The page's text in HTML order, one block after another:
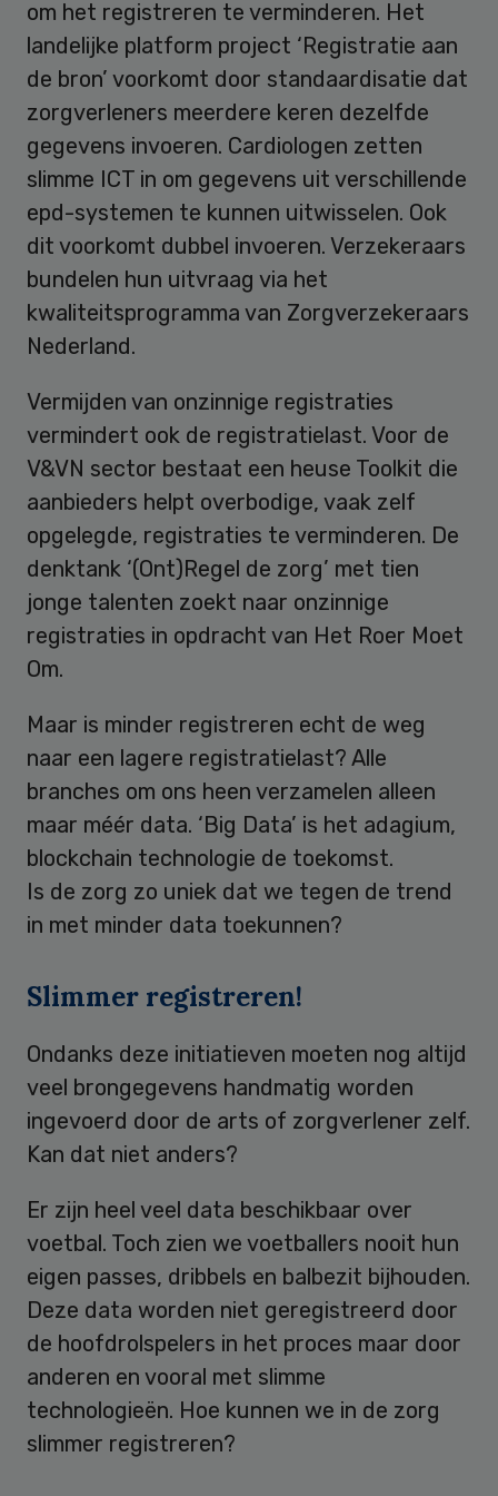
om het registreren te verminderen. Het
landelijke platform project ‘Registratie aan
de bron’ voorkomt door standaardisatie dat
zorgverleners meerdere keren dezelfde
gegevens invoeren. Cardiologen zetten
slimme ICT in om gegevens uit verschillende
epd-systemen te kunnen uitwisselen. Ook
dit voorkomt dubbel invoeren. Verzekeraars
bundelen hun uitvraag via het
kwaliteitsprogramma van Zorgverzekeraars
Nederland.
Vermijden van onzinnige registraties
vermindert ook de registratielast. Voor de
V&VN sector bestaat een heuse Toolkit die
aanbieders helpt overbodige, vaak zelf
opgelegde, registraties te verminderen. De
denktank ‘(Ont)Regel de zorg’ met tien
jonge talenten zoekt naar onzinnige
registraties in opdracht van Het Roer Moet
Om.
Maar is minder registreren echt de weg
naar een lagere registratielast? Alle
branches om ons heen verzamelen alleen
maar méér data. ‘Big Data’ is het adagium,
blockchain technologie de toekomst.
Is de zorg zo uniek dat we tegen de trend
in met minder data toekunnen?
Slimmer registreren!
Ondanks deze initiatieven moeten nog altijd
veel brongegevens handmatig worden
ingevoerd door de arts of zorgverlener zelf.
Kan dat niet anders?
Er zijn heel veel data beschikbaar over
voetbal. Toch zien we voetballers nooit hun
eigen passes, dribbels en balbezit bijhouden.
Deze data worden niet geregistreerd door
de hoofdrolspelers in het proces maar door
anderen en vooral met slimme
technologieën. Hoe kunnen we in de zorg
slimmer registreren?